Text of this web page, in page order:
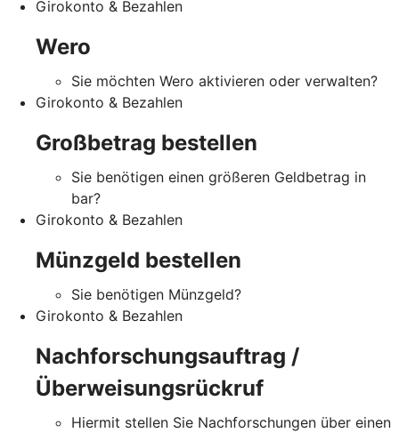
Girokonto & Bezahlen
Wero
Sie möchten Wero aktivieren oder verwalten?
Girokonto & Bezahlen
Großbetrag bestellen
Sie benötigen einen größeren Geldbetrag in
bar?
Girokonto & Bezahlen
Münzgeld bestellen
Sie benötigen Münzgeld?
Girokonto & Bezahlen
Nachforschungsauftrag /
Überweisungsrückruf
Hiermit stellen Sie Nachforschungen über einen